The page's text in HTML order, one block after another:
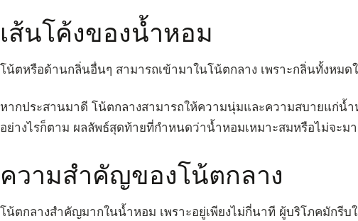
เส้นโค้งของน้ำหอม
โน้ตหรือด้านกลิ่นอื่นๆ สามารถเข้ามาในโน้ตกลาง เพราะกลิ่นทั้งหม
หากประสานมาดี โน้ตกลางสามารถให้ความนุ่มและความสบายแก่น้
อย่างไรก็ตาม ผลลัพธ์สุดท้ายที่กำหนดว่าน้ำหอมเหมาะสมหรือไม่จะม
ความสำคัญของโน้ตกลาง
โน้ตกลางสำคัญมากในน้ำหอม เพราะอยู่เพียงไม่กี่นาที ผู้บริโภคมักรี